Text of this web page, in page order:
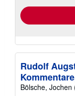
Rudolf
Bölsche, Jochen